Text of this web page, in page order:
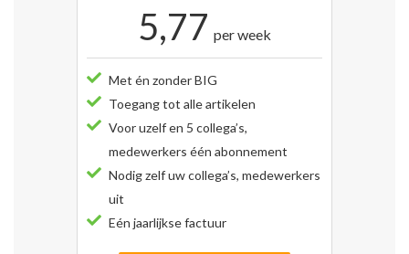
5,77 per week
Met én zonder BIG
Toegang tot alle artikelen
Voor uzelf en 5 collega’s,
medewerkers één abonnement
Nodig zelf uw collega’s, medewerkers
uit
Eén jaarlijkse factuur